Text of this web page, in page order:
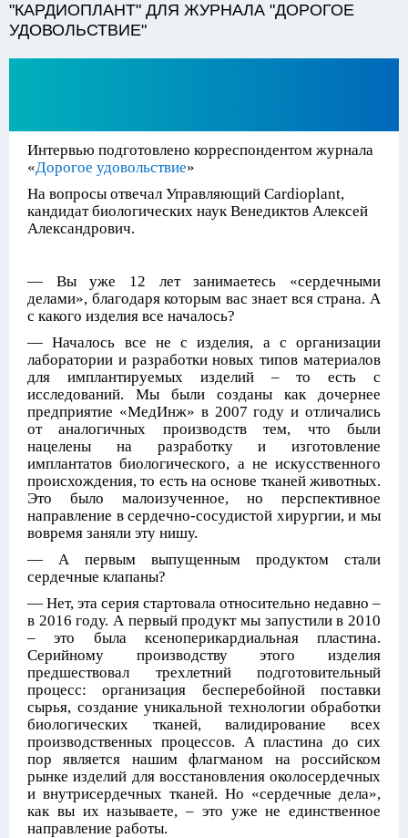
"КАРДИОПЛАНТ" ДЛЯ ЖУРНАЛА "ДОРОГОЕ
УДОВОЛЬСТВИЕ"
Интервью подготовлено корреспондентом журнала
«Дорогое удовольствие»
На вопросы отвечал Управляющий Cardioplant,
кандидат биологических наук Венедиктов Алексей
Александрович.
— Вы уже 12 лет занимаетесь «сердечными
делами», благодаря которым вас знает вся страна. А
с какого изделия все началось?
— Началось все не с изделия, а с организации
лаборатории и разработки новых типов материалов
для имплантируемых изделий – то есть с
исследований. Мы были созданы как дочернее
предприятие «МедИнж» в 2007 году и отличались
от аналогичных производств тем, что были
нацелены на разработку и изготовление
имплантатов биологического, а не искусственного
происхождения, то есть на основе тканей животных.
Это было малоизученное, но перспективное
направление в сердечно-сосудистой хирургии, и мы
вовремя заняли эту нишу.
— А первым выпущенным продуктом стали
сердечные клапаны?
— Нет, эта серия стартовала относительно недавно –
в 2016 году. А первый продукт мы запустили в 2010
– это была ксеноперикардиальная пластина.
Серийному производству этого изделия
предшествовал трехлетний подготовительный
процесс: организация бесперебойной поставки
сырья, создание уникальной технологии обработки
биологических тканей, валидирование всех
производственных процессов. А пластина до сих
пор является нашим флагманом на российском
рынке изделий для восстановления околосердечных
и внутрисердечных тканей. Но «сердечные дела»,
как вы их называете, – это уже не единственное
направление работы.